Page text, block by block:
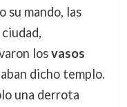
su mando, las
losvasos
dicho templo.
una derrota